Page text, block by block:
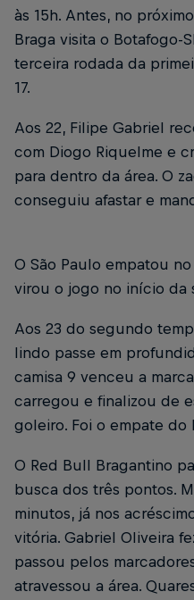
às 15h. Antes, no
Braga visita o Botafogo-
terceira rodada da
17.
Aos 22, Filipe Gabriel
com Diogo Riquelme e
para dentro da área. O
conseguiu afastar e
O São Paulo empatou
virou o jogo no início da
Aos 23 do segundo
lindo passe em
camisa 9 venceu a
carregou e finalizou de
goleiro. Foi o empate do
O Red Bull Bragantino
busca dos três pontos.
minutos, já nos
vitória. Gabriel Oliveira
passou pelos
atravessou a área.